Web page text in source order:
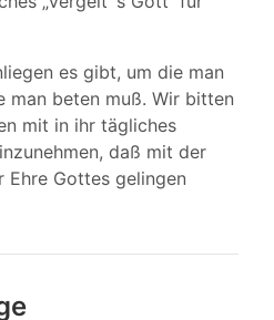
es gibt, um die man
man beten muß. Wir bitten
mit in ihr tägliches
daß mit der
Ehre Gottes gelingen